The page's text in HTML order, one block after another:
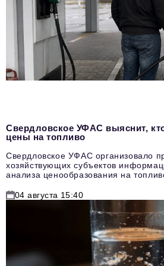
Свердловское УФАС выяснит,
цены на топливо
Свердловское УФАС организовало
хозяйствующих субъектов
анализа ценообразования на
04 августа 15:40